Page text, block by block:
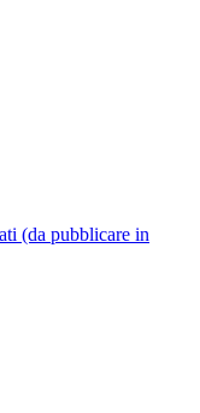
(da pubblicare in